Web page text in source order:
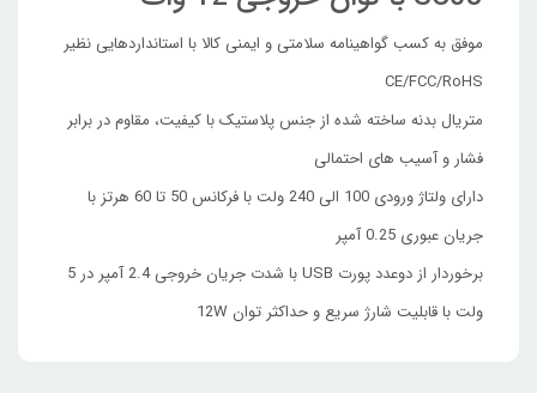
موفق به کسب گواهینامه سلامتی و ایمنی کالا با استانداردهایی نظیر
CE/FCC/RoHS
متریال بدنه ساخته شده از جنس پلاستیک با کیفیت، مقاوم در برابر
فشار و آسیب های احتمالی
دارای ولتاژ ورودی 100 الی 240 ولت با فرکانس 50 تا 60 هرتز با
جریان عبوری 0.25 آمپر
برخوردار از دوعدد پورت USB با شدت جریان خروجی 2.4 آمپر در 5
ولت با قابلیت شارژ سریع و حداکثر توان 12W